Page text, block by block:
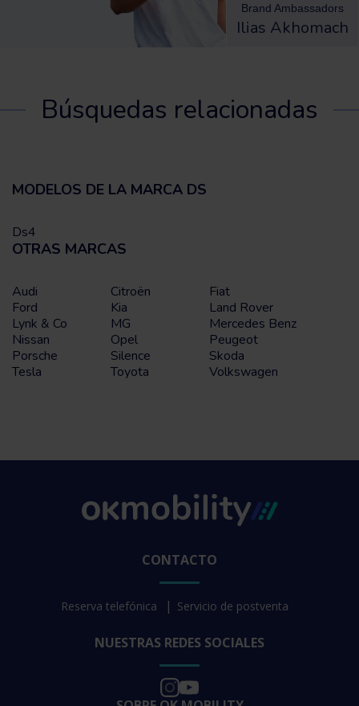
Brand Ambassadors
Ilias Akhomach
Búsquedas relacionadas
MODELOS DE LA MARCA DS
Ds4
OTRAS MARCAS
Audi Citroën
Fiat
Ford
Kia
Land Rover
Lynk & Co
MG
Mercedes Benz
Nissan
Opel
Peugeot
Porsche
Silence
Skoda
Tesla
Toyota Volkswagen
CONTACTO
Reserva telefónica Servicio de postventa
NUESTRAS REDES SOCIALES